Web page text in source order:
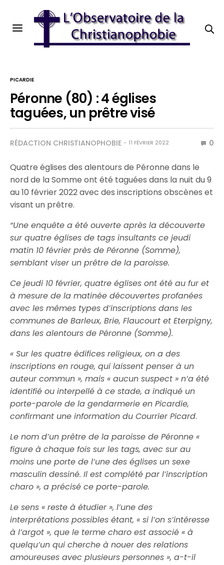
PICARDIE
Péronne (80) : 4 églises
taguées, un prêtre visé
RÉDACTION CHRISTIANOPHOBIE 11 FÉVRIER 2022 0
Quatre églises des alentours de Péronne dans le
nord de la Somme ont été taguées dans la nuit du 9
au 10 février 2022 avec des inscriptions obscènes et
visant un prêtre.
“Une enquête a été ouverte après la découverte
sur quatre églises de tags insultants ce jeudi
matin 10 février près de Péronne (Somme),
semblant viser un prêtre de la paroisse.
Ce jeudi 10 février, quatre églises ont été au fur et
à mesure de la matinée découvertes profanées
avec les mêmes types d’inscriptions dans les
communes de Barleux, Brie, Flaucourt et Eterpigny,
dans les alentours de Péronne (Somme).
« Sur les quatre édifices religieux, on a des
inscriptions en rouge, qui laissent penser à un
auteur commun », mais « aucun suspect » n’a été
identifié ou interpellé à ce stade, a indiqué un
porte-parole de la gendarmerie en Picardie,
confirmant une information du Courrier Picard.
Le nom d’un prêtre de la paroisse de Péronne «
figure à chaque fois sur les tags, avec sur au
moins une porte de l’une des églises un sexe
masculin dessiné. Il est complété par l’inscription
charo », a précisé ce porte-parole.
Le sens « reste à étudier », l’une des
interprétations possibles étant, « si l’on s’intéresse
à l’argot », que le terme charo est associé « à
quelqu’un qui cherche à nouer des relations
amoureuses avec plusieurs personnes », a-t-il